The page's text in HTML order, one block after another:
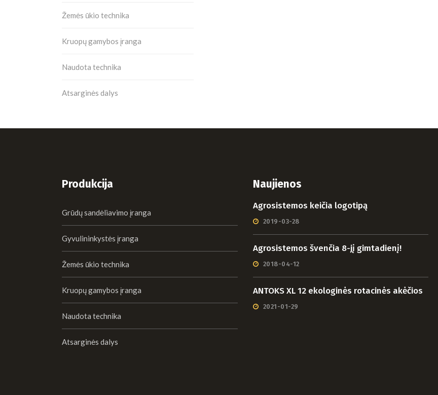
Žemės ūkio technika
Kruopų gamybos įranga
Naudota technika
Atsarginės dalys
Produkcija
Grūdų sandėliavimo įranga
Gyvulininkystės įranga
Žemės ūkio technika
Kruopų gamybos įranga
Naudota technika
Atsarginės dalys
Naujienos
Agrosistemos keičia logotipą
2019-03-28
Agrosistemos švenčia 8-jį gimtadienį!
2018-04-12
ANTOKS XL 12 ekologinės rotacinės akėčios
2021-01-29